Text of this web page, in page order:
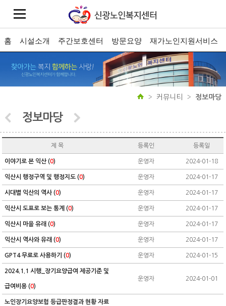
홈 시설소개 주간보호센터 방문요양 재가노인지원서비스
커뮤니티 정보마당
정보마당
제 목 등록인 등록일
이야기로 본 익산 (0) 운영자 2024-01-18
익산시 행정구역 및 행정지도 (0) 운영자 2024-01-17
시대별 익산의 역사 (0) 운영자 2024-01-17
익산시 도표로 보는 통계 (0) 운영자 2024-01-17
익산시 마을 유래 (0) 운영자 2024-01-17
익산시 역사와 유래 (0) 운영자 2024-01-17
GPT4 무료로 사용하기 (0) 운영자 2024-01-15
2024.1.1 시행_장기요양급여 제공기준 및
급여비용 (0)
운영자 2024-01-01
노인장기요양보험 등급판정결과 현황 자료